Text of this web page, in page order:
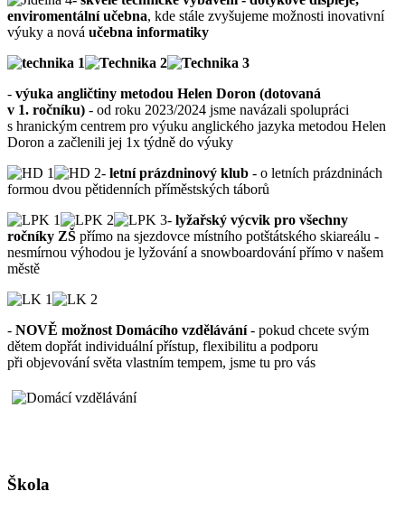
enviromentální učebna, kde stále zvyšujeme možnosti inovativní
výuky a nová učebna informatiky
- výuka angličtiny metodou Helen Doron (dotovaná
v 1. ročníku) - od roku 2023/2024 jsme navázali spolupráci
s hranickým centrem pro výuku anglického jazyka metodou Helen
Doron a začlenili jej 1x týdně do výuky
- letní prázdninový klub - o letních prázdninách
formou dvou pětidenních příměstských táborů
- lyžařský výcvik pro všechny
ročníky ZŠ přímo na sjezdovce místního potštátského skiareálu -
nesmírnou výhodou je lyžování a snowboardování přímo v našem
městě
- NOVĚ možnost Domácího vzdělávání- pokud chcete svým
dětem dopřát individuální přístup, flexibilitu a podporu
při objevování světa vlastním tempem, jsme tu pro vás
Škola